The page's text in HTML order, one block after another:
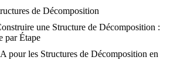
de Décomposition
une Structure de Décomposition :
par Étape
pour les Structures de Décomposition en